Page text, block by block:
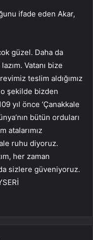
ifade eden Akar,
güzel. Daha da
Vatanı bize
teslim aldığımız
o şekilde bizden
yıl önce ‘Çanakkale
bütün orduları
atalarımız
ruhu diyoruz.
her zaman
sizlere güveniyoruz.